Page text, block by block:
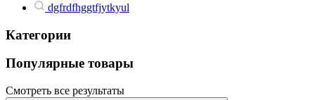
dgfrdfhggtfjytkyul
Категории
Популярные товары
Смотреть все результаты